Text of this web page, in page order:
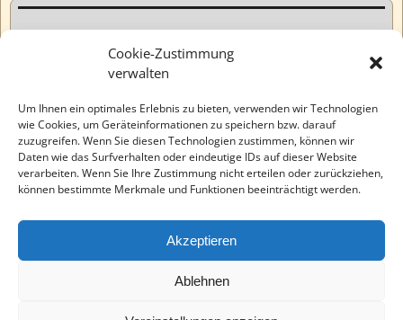
Cookie-Zustimmung
verwalten
Um Ihnen ein optimales Erlebnis zu bieten, verwenden wir Technologien
wie Cookies, um Geräteinformationen zu speichern bzw. darauf
zuzugreifen. Wenn Sie diesen Technologien zustimmen, können wir
Daten wie das Surfverhalten oder eindeutige IDs auf dieser Website
verarbeiten. Wenn Sie Ihre Zustimmung nicht erteilen oder zurückziehen,
können bestimmte Merkmale und Funktionen beeinträchtigt werden.
Akzeptieren
Ablehnen
Varia